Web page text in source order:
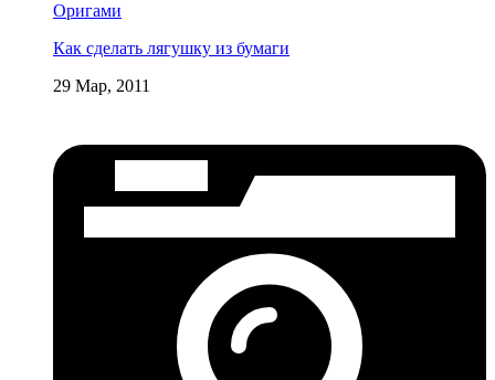
Оригами
Как сделать лягушку из бумаги
29 Мар, 2011